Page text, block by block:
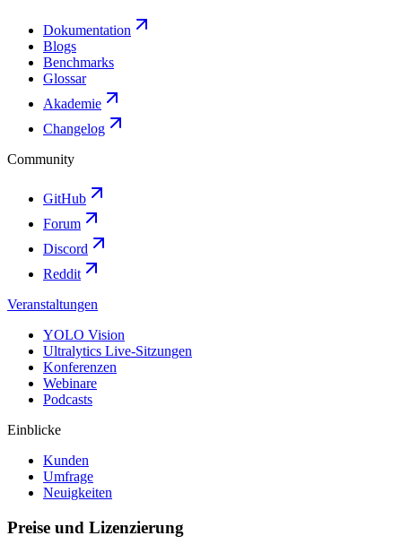
Dokumentation
Blogs
Benchmarks
Glossar
Akademie
Changelog
Community
GitHub
Forum
Discord
Reddit
Veranstaltungen
YOLO Vision
Ultralytics Live-Sitzungen
Konferenzen
Webinare
Podcasts
Einblicke
Kunden
Umfrage
Neuigkeiten
Preise und Lizenzierung